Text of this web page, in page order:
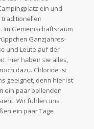
ein und
traditionellen
Im Gemeinschaftsraum
Ganzjahres-
und Leute auf der
Hier haben sie alles,
dazu. Chloride ist
geeignet, denn hier ist
ein paar bellenden
Wir fühlen uns
ein paar Tage